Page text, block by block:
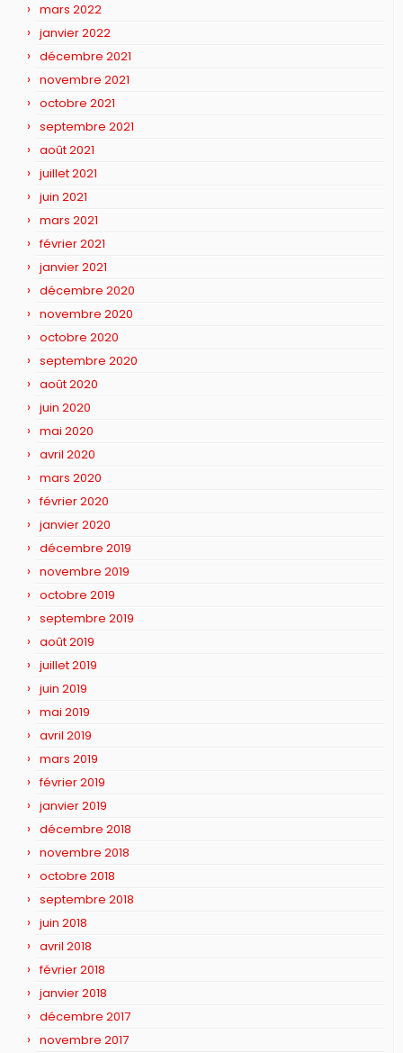
mars 2022
janvier 2022
décembre 2021
novembre 2021
octobre 2021
septembre 2021
août 2021
juillet 2021
juin 2021
mars 2021
février 2021
janvier 2021
décembre 2020
novembre 2020
octobre 2020
septembre 2020
août 2020
juin 2020
mai 2020
avril 2020
mars 2020
février 2020
janvier 2020
décembre 2019
novembre 2019
octobre 2019
septembre 2019
août 2019
juillet 2019
juin 2019
mai 2019
avril 2019
mars 2019
février 2019
janvier 2019
décembre 2018
novembre 2018
octobre 2018
septembre 2018
juin 2018
avril 2018
février 2018
janvier 2018
décembre 2017
novembre 2017